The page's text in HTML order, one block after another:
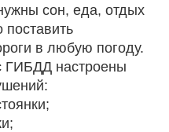
сон, еда, отдых
в любую погоду.
ГИБДД настроены